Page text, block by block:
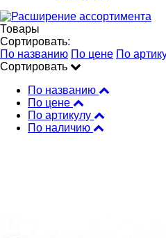
Товары
Сортировать:
По названию По цене По
Сортировать
По названию
По цене
По артикулу
По наличию